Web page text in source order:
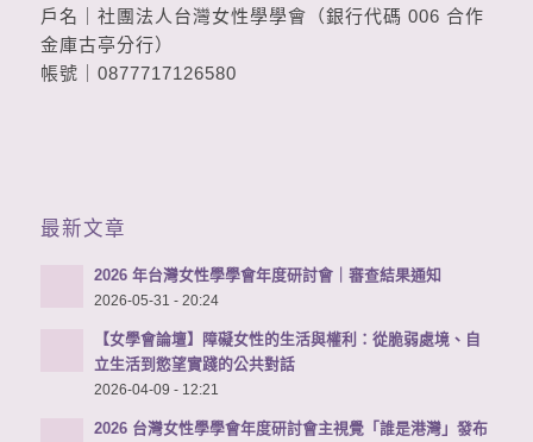
戶名｜社團法人台灣女性學學會（銀行代碼 006 合作
金庫古亭分行）
帳號｜0877717126580
最新文章
2026 年台灣女性學學會年度研討會｜審查結果通知
2026-05-31 - 20:24
【女學會論壇】障礙女性的生活與權利：從脆弱處境、自
立生活到慾望實踐的公共對話
2026-04-09 - 12:21
2026 台灣女性學學會年度研討會主視覺「誰是港灣」發布